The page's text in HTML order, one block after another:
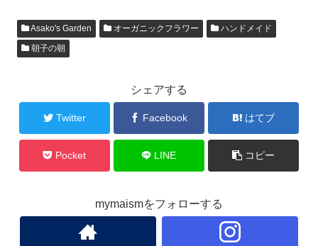
c
e
b
o
k
tt
er
e
ail
Asako's Garden オーガニックフラワー
ハンドメイド
朝子の朝
シェアする
Twitter Facebook はてブ
Pocket LINE コピー
mymaismをフォローする